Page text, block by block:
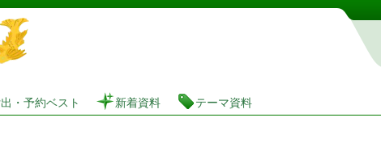
図書館 蔵書検索・予約システム
・予約ベスト 新着資料 テーマ資料